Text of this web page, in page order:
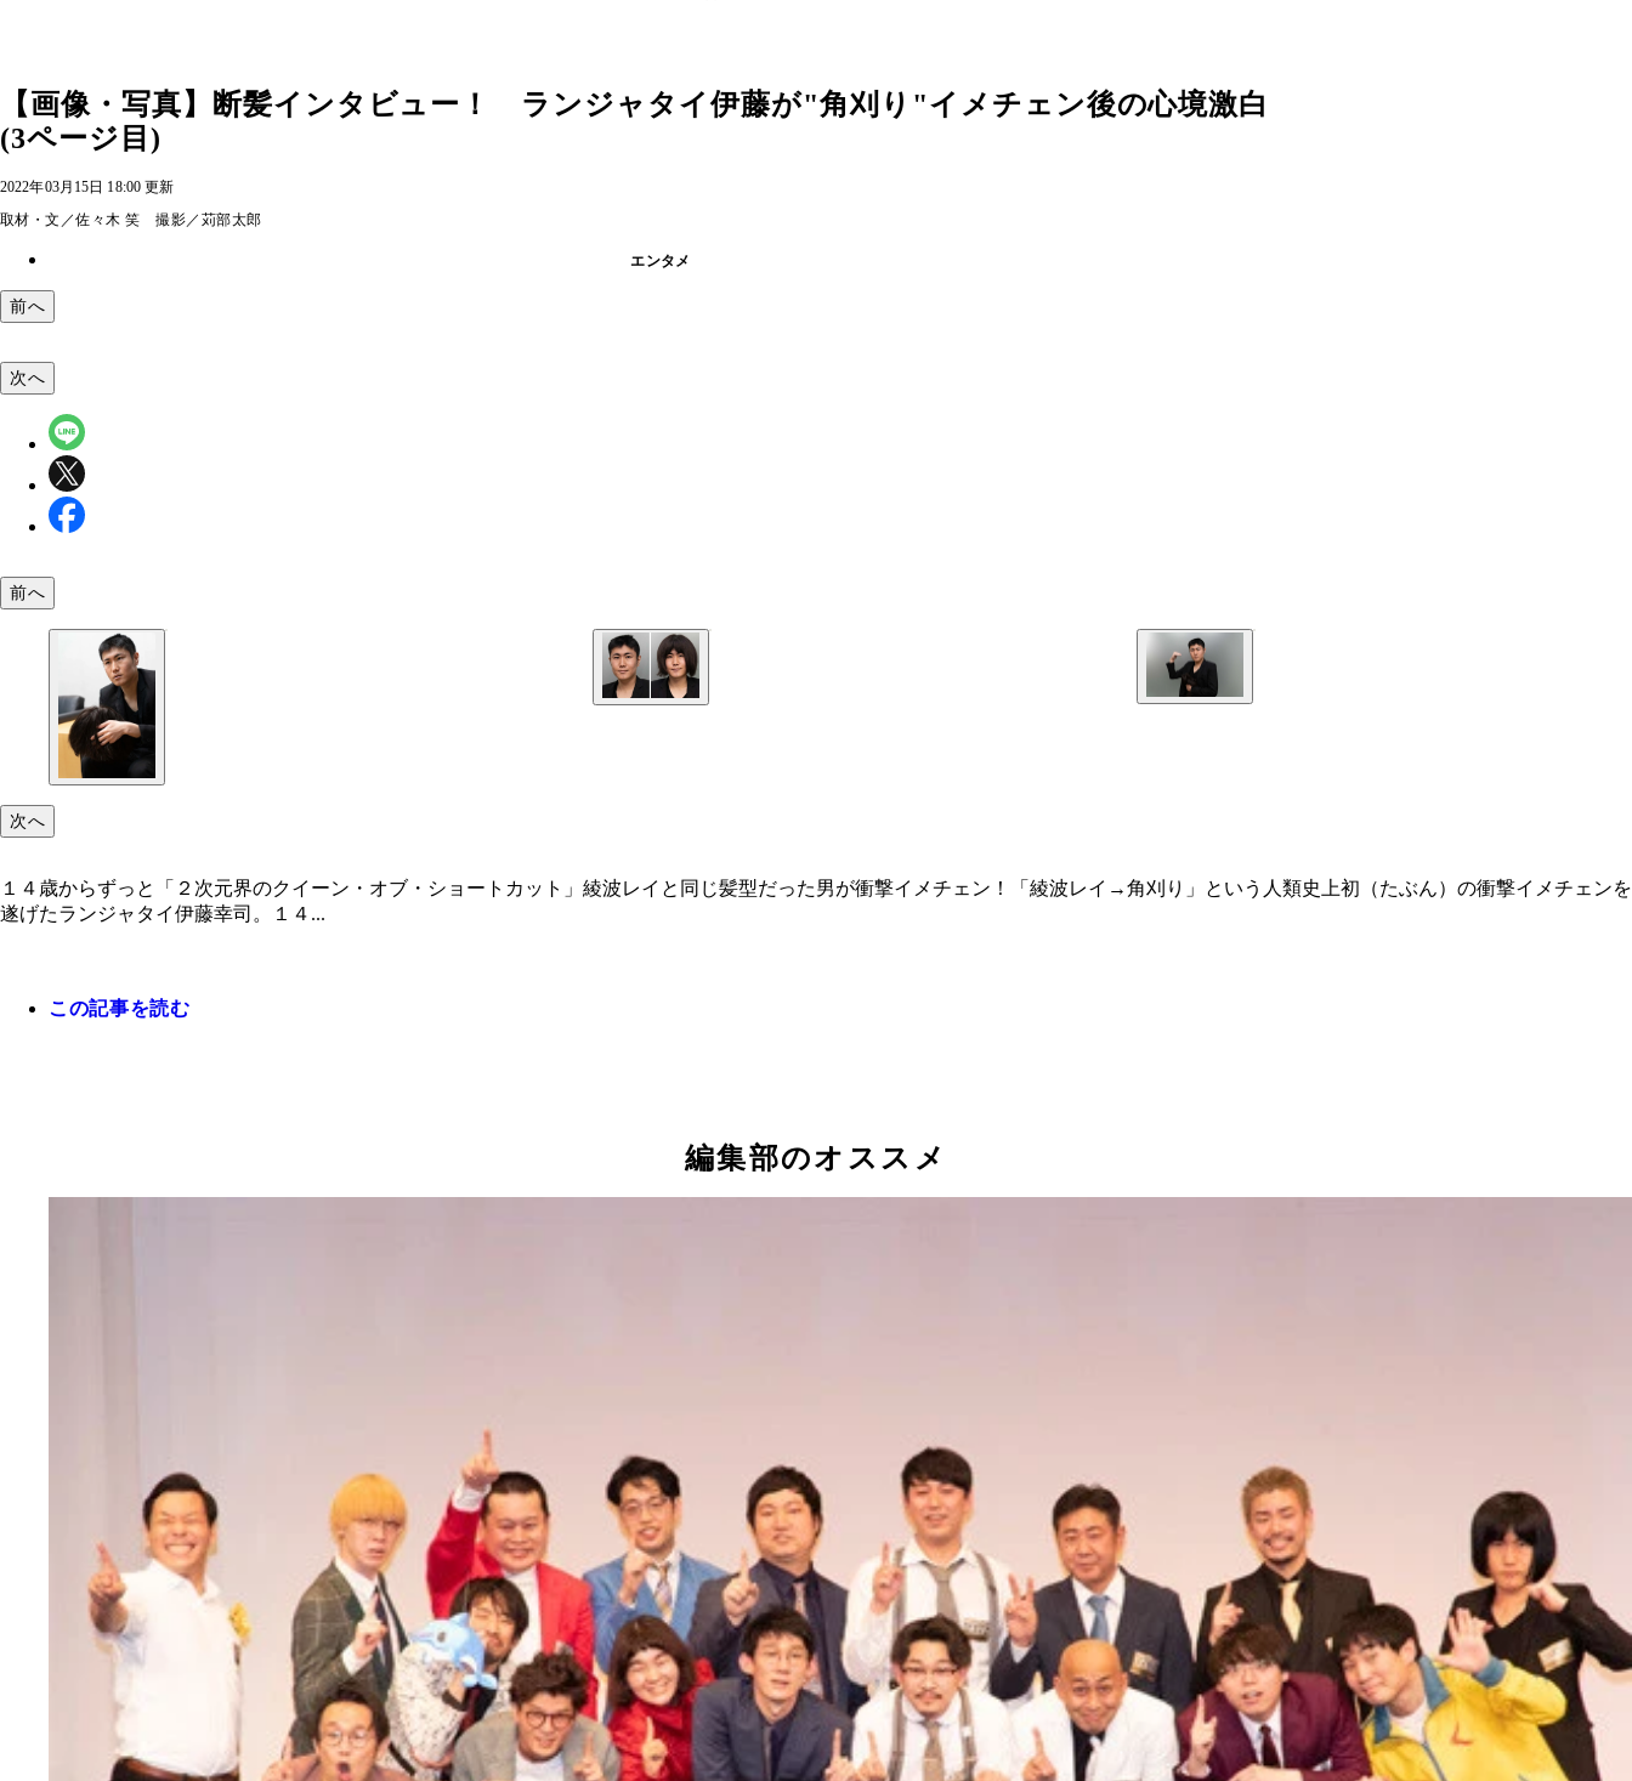
【画像・写真】断髪インタビュー！ ランジャタイ伊藤が"角刈り"イメチェン後の心境激白
(3ページ目)
2022年03月15日 18:00 更新
取材・文／佐々木 笑 撮影／苅部太郎
エンタメ
前へ
角刈りが角刈りに会うと自然発生的に繰り出されるという「角ポーズ」。角刈り界の「きゅんです」的な？
次へ
前へ
次へ
１４歳からずっと「２次元界のクイーン・オブ・ショートカット」綾波レイと同じ髪型だった男が衝撃イメチェン！「綾波レイ→角刈り」という人類史上初（たぶん）の衝撃イメチェンを
遂げたランジャタイ伊藤幸司。１４...
この記事を読む
編集部のオススメ